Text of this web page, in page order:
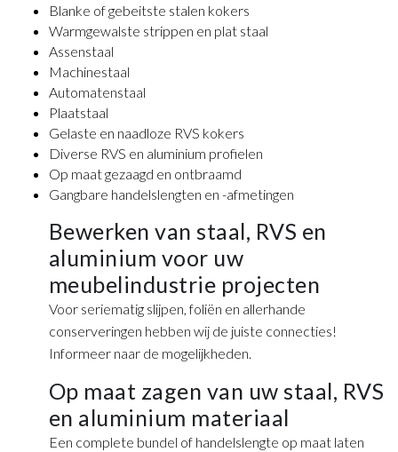
Blanke of gebeitste stalen kokers
Warmgewalste strippen en plat staal
Assenstaal
Machinestaal
Automatenstaal
Plaatstaal
Gelaste en naadloze RVS kokers
Diverse RVS en aluminium profielen
Op maat gezaagd en ontbraamd
Gangbare handelslengten en -afmetingen
Bewerken van staal, RVS en
aluminium voor uw
meubelindustrie projecten
Voor seriematig slijpen, foliën en allerhande
conserveringen hebben wij de juiste connecties!
Informeer naar de mogelijkheden.
Op maat zagen van uw staal, RVS
en aluminium materiaal
Een complete bundel of handelslengte op maat laten